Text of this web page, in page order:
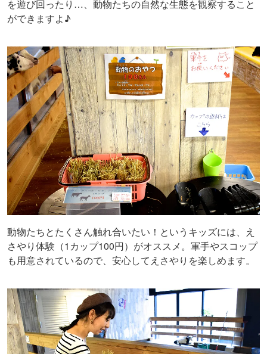
を遊び回ったり…、動物たちの自然な生態を観察すること
ができますよ♪
動物たちとたくさん触れ合いたい！というキッズには、え
さやり体験（1カップ100円）がオススメ。軍手やスコップ
も用意されているので、安心してえさやりを楽しめます。